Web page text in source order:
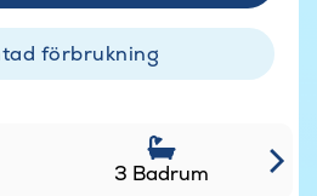
förbrukning
3 Badrum